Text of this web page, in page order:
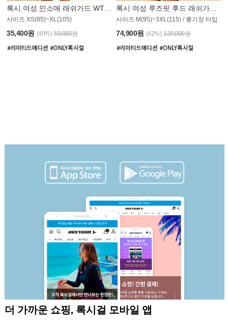
사이즈 XS(85)~XL(105)
35,400원 (40%) 59,000원
사이즈 M(95)~3XL(115) / 롱기장 타입
74,900원 (42%) 129,000원
신규 회원 가입시